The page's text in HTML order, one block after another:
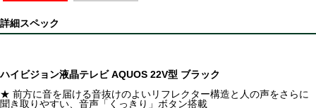
詳細スペック
ハイビジョン液晶テレビ AQUOS 22V型 ブラック
★ 前方に音を届ける音抜けのよいリフレクター構造と人の声をさらに
聞き取りやすい、音声「くっきり」ボタン搭載